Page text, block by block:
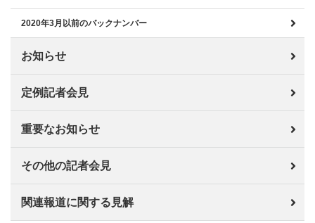
2020年3月以前のバックナンバー
お知らせ
定例記者会見
重要なお知らせ
その他の記者会見
関連報道に関する見解